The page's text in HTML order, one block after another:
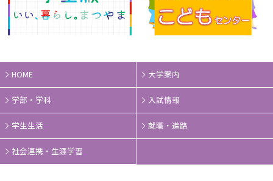
HOME 大学案内
学部・学科 入試情報
学生生活 就職・進路
社会連携・生涯学習